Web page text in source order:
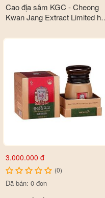
Đối tượng sử dụng
Cao địa sâm KGC - Cheong
Kwan Jang Extract Limited
3.000.000 đ
(0)
Đã bán: 0 đơn